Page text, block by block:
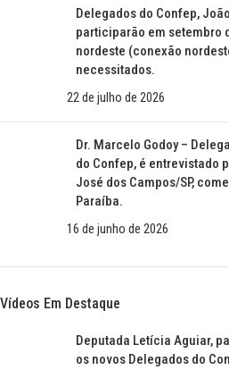
Delegados do Confep,
participarão em setembro
nordeste (conexão
necessitados.
22 de julho de 2026
Dr. Marcelo Godoy –
do Confep, é entrevistado
José dos Campos/SP,
Paraíba.
16 de junho de 2026
Vídeos Em Destaque
Deputada Letícia Aguiar,
os novos Delegados do